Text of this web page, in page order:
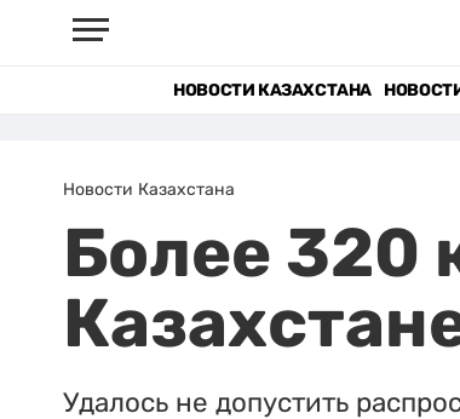
НОВОСТИ КАЗАХСТАНА
Новости Казахстана
Более 320
Удалось не допустить